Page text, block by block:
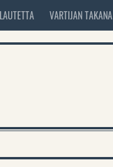
VARTIJAN TAKANA